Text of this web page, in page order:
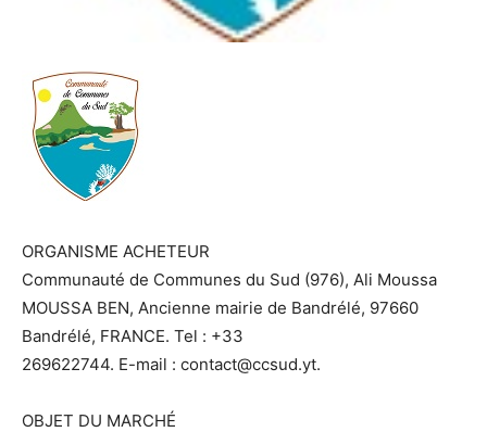
ORGANISME ACHETEUR
Communauté de Communes du Sud (976), Ali Moussa
MOUSSA BEN, Ancienne mairie de Bandrélé, 97660
Bandrélé, FRANCE. Tel : +33
269622744. E-mail : contact@ccsud.yt.
OBJET DU MARCHÉ